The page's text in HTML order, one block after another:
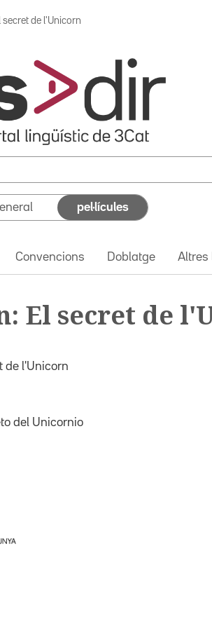
secret de l'Unicorn
pel·lícules
Convencions Doblatge Altres
El secret de
de l'Unicorn
del Unicornio